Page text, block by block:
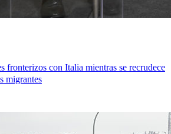
fronterizos con Italia mientras se recrudece
migrantes